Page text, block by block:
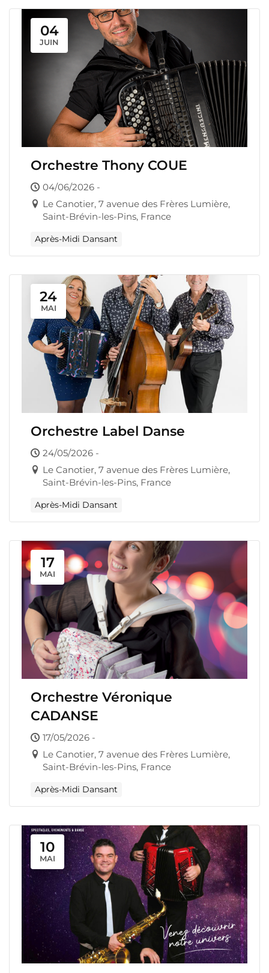
04
JUIN
Orchestre Thony COUE
04/06/2026 -
Le Canotier, 7 avenue des Frères Lumière,
Saint-Brévin-les-Pins, France
Après-Midi Dansant
24
MAI
Orchestre Label Danse
24/05/2026 -
Le Canotier, 7 avenue des Frères Lumière,
Saint-Brévin-les-Pins, France
Après-Midi Dansant
17
MAI
Orchestre Véronique
CADANSE
17/05/2026 -
Le Canotier, 7 avenue des Frères Lumière,
Saint-Brévin-les-Pins, France
Après-Midi Dansant
10
MAI